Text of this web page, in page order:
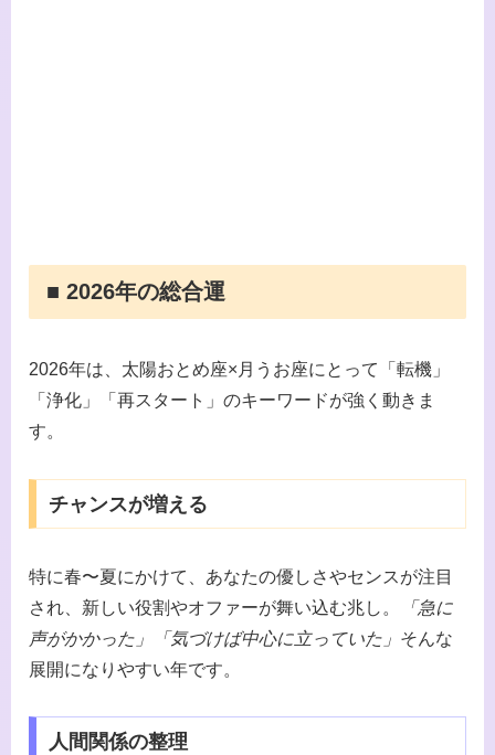
■ 2026年の総合運
2026年は、太陽おとめ座×月うお座にとって「転機」
「浄化」「再スタート」のキーワードが強く動きま
す。
チャンスが増える
特に春〜夏にかけて、あなたの優しさやセンスが注目
され、新しい役割やオファーが舞い込む兆し。
「急に
声がかかった」「気づけば中心に立っていた」 そんな
展開になりやすい年です。
人間関係の整理